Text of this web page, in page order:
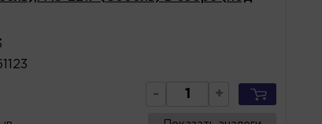
- +